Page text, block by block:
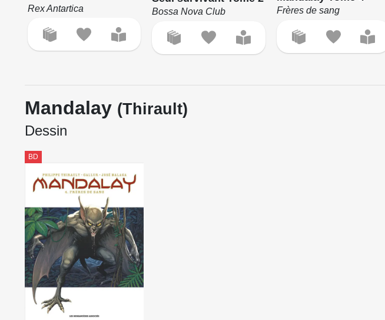
Rex Antartica Bossa Nova Club Frères de sang
Mandalay (Thirault)
Dessin
BD